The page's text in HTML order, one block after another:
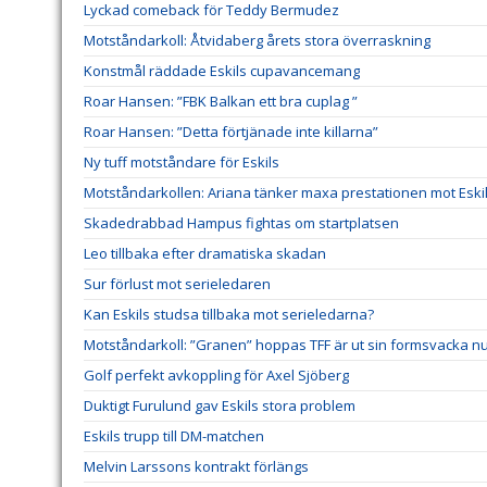
Lyckad comeback för Teddy Bermudez
Motståndarkoll: Åtvidaberg årets stora överraskning
Konstmål räddade Eskils cupavancemang
Roar Hansen: ”FBK Balkan ett bra cuplag ”
Roar Hansen: ”Detta förtjänade inte killarna”
Ny tuff motståndare för Eskils
Motståndarkollen: Ariana tänker maxa prestationen mot
Skadedrabbad Hampus fightas om startplatsen
Leo tillbaka efter dramatiska skadan
Sur förlust mot serieledaren
Kan Eskils studsa tillbaka mot serieledarna?
Motståndarkoll: ”Granen” hoppas TFF är ut sin formsvacka
Golf perfekt avkoppling för Axel Sjöberg
Duktigt Furulund gav Eskils stora problem
Eskils trupp till DM-matchen
Melvin Larssons kontrakt förlängs